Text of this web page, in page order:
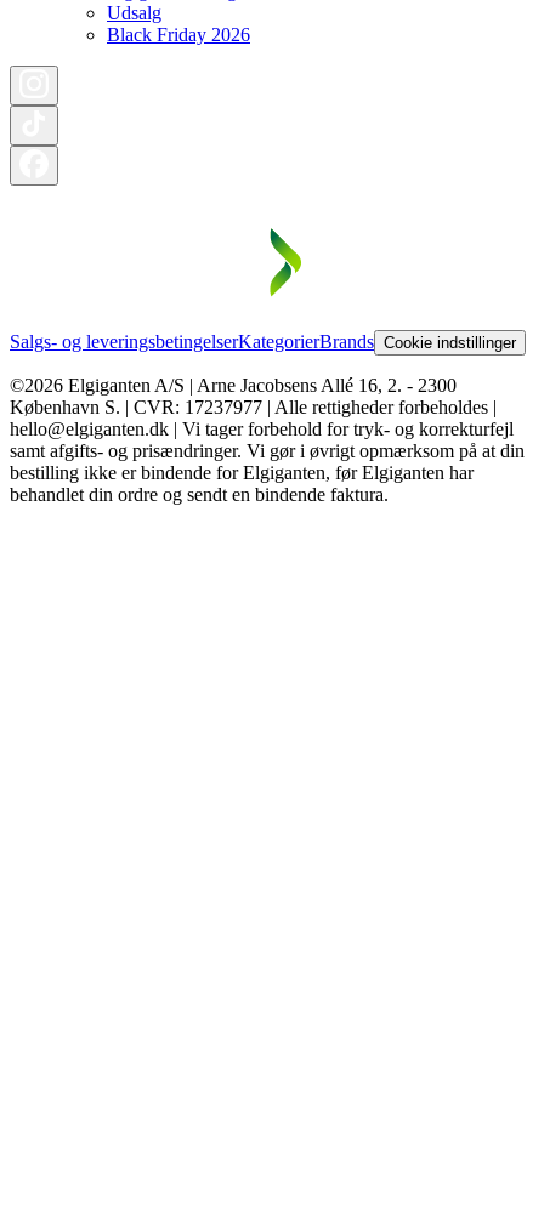
Udsalg
Black Friday 2026
Salgs- og leveringsbetingelserKategorierBrands Cookie indstillinger
©2026 Elgiganten A/S | Arne Jacobsens Allé 16, 2. - 2300
København S. | CVR: 17237977 | Alle rettigheder forbeholdes |
hello@elgiganten.dk | Vi tager forbehold for tryk- og korrekturfejl
samt afgifts- og prisændringer. Vi gør i øvrigt opmærksom på at din
bestilling ikke er bindende for Elgiganten, før Elgiganten har
behandlet din ordre og sendt en bindende faktura.